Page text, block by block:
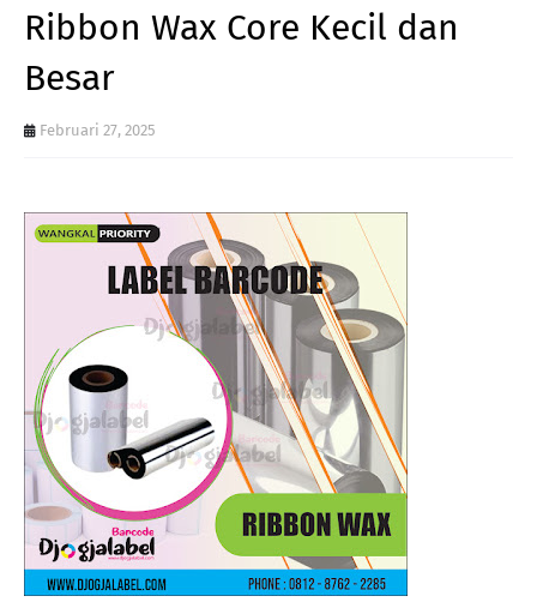
Ribbon Wax Core Kecil dan
Besar
Februari 27, 2025